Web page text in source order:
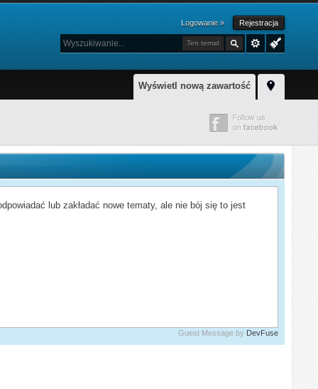
Logowanie » Rejestracja
Ten temat
Wyświetl nową zawartość
lub zakładać nowe tematy, ale nie bój się to jest
Guest Message by DevFuse